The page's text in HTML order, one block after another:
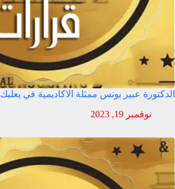
الدكتورة عبير يونس ممثلة الاكاديمية في بعلبك
نوفمبر 19, 2023